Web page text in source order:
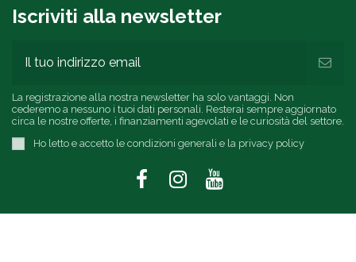
Iscriviti alla newsletter
La registrazione alla nostra newsletter ha solo vantaggi. Non
cederemo a nessuno i tuoi dati personali. Resterai sempre aggiornato
circa le nostre offerte, i finanziamenti agevolati e le curiosità del settore.
Ho letto e accetto le condizioni generali e la privacy policy